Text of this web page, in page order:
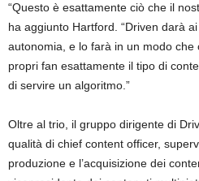
“Questo è esattamente ciò che il
ha aggiunto Hartford. “Driven darà
autonomia, e lo farà in un modo
propri fan esattamente il tipo di
di servire un algoritmo.”
Oltre al trio, il gruppo dirigente di
qualità di chief content officer,
produzione e l’acquisizione dei